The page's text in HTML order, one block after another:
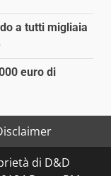
a tutti migliaia
euro di
di D&D